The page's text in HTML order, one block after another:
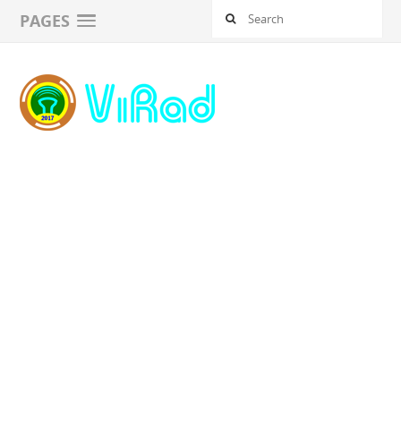
PAGES